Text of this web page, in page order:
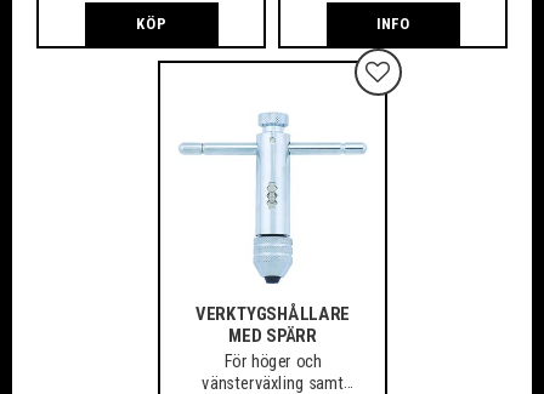
KÖP INFO
VERKTYGSHÅLLARE
MED SPÄRR
För höger och
vänsterväxling samt
Lägg till i favoriter